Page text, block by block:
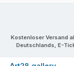
Kostenloser Versand
Deutschlands, E-